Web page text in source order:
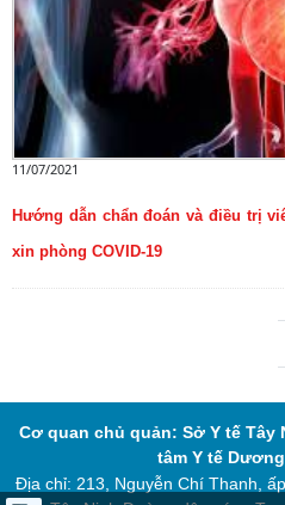
11/07/2021
Hướng dẫn chẩn đoán và điều trị
xin phòng COVID-19
Cơ quan chủ quản: Sở Y tế Tây
tâm Y tế
Địa chỉ: 213, Nguyễn Chí Thanh,